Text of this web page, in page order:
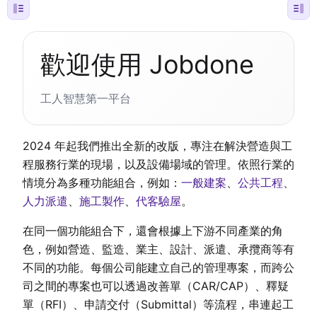
歡迎使用 Jobdone
工人智慧第一平台
2024 年起我們推出全新的改版，專注在解決營造與工
程服務行業的現場，以及設備場域的管理。依照行業的
情境分為多種功能組合，例如： 一般建案、 公共工程、
人力派遣、 施工製作、 代客驗屋。
在同一個功能組合下，還會根據上下游不同產業的角
色，例如營造、監造、業主、設計、派遣、承攬商等有
不同的功能。每個公司能建立自己的管理專案，而跨公
司之間的專案也可以透過改善單（CAR/CAP）、釋疑
單（RFI）、申請交付（Submittal）等流程，串連起工